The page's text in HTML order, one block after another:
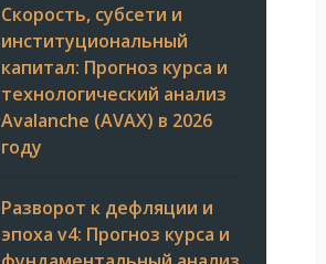
Скорость, субсети и
институциональный
капитал: Прогноз курса и
технологический анализ
Avalanche (AVAX) в 2026
году
Разворот к дефляции и
эпоха v4: Прогноз курса и